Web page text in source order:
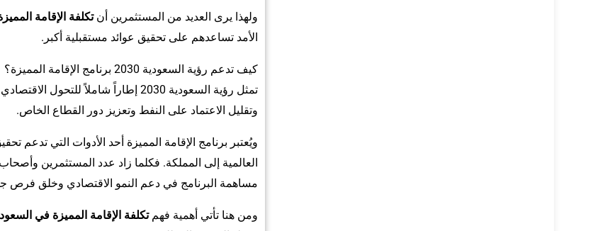
ولهذا يرى العديد من المستثمرين أنتكلفة الإقامة
الأمد تساعدهم على تحقيق عوائد مستقبلية أكبر.
كيف تدعم رؤية السعودية 2030 برنامج الإقامة المميزة؟
تمثل رؤية السعودية 2030 إطاراً
وتقليل الاعتماد على النفط وتعزيز دور القطاع الخاص.
ويُعتبر برنامج الإقامة المميزة أحد الأدوات التي
العالمية إلى المملكة. فكلما زاد عدد المستثمرين
مساهمة البرنامج في دعم النمو الاقتصادي وخلق فرص
ومن هنا تأتي أهمية فهمتكلفة الإقامة المميزة في